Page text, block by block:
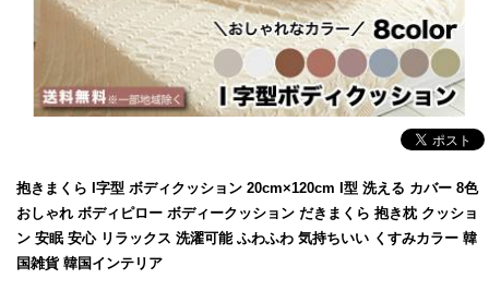
抱きまくら I字型 ボディクッション 20cm×120cm I型 洗える カバー 8色
おしゃれ ボディピロー ボディークッション だきまくら 抱き枕 クッショ
ン 安眠 安心 リラックス 洗濯可能 ふわふわ 気持ちいい くすみカラー 韓
国雑貨 韓国インテリア